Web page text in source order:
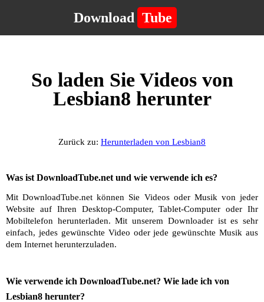
Download Tube
So laden Sie Videos von
Lesbian8 herunter
Zurück zu: Herunterladen von Lesbian8
Was ist DownloadTube.net und wie verwende ich es?
Mit DownloadTube.net können Sie Videos oder Musik von jeder
Website auf Ihren Desktop-Computer, Tablet-Computer oder Ihr
Mobiltelefon herunterladen. Mit unserem Downloader ist es sehr
einfach, jedes gewünschte Video oder jede gewünschte Musik aus
dem Internet herunterzuladen.
Wie verwende ich DownloadTube.net? Wie lade ich von
Lesbian8 herunter?